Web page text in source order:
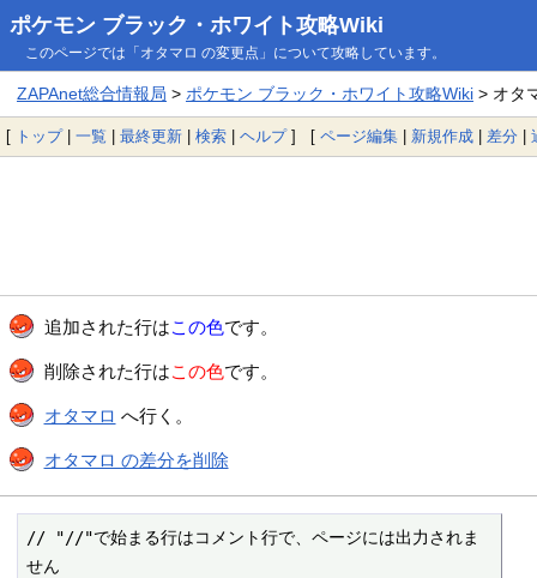
ポケモン ブラック・ホワイト攻略Wiki
このページでは「オタマロ の変更点」について攻略しています。
ZAPAnet総合情報局 > ポケモン ブラック・ホワイト攻略Wiki> オタ
[ トップ| 一覧 | 最終更新 | 検索 | ヘルプ] [ ページ編集 | 新規作成 | 差分 |
追加された行はこの色です。
削除された行はこの色です。
オタマロ へ行く。
オタマロ の差分を削除
// "//"で始まる行はコメント行で、ページには出力されま
せん